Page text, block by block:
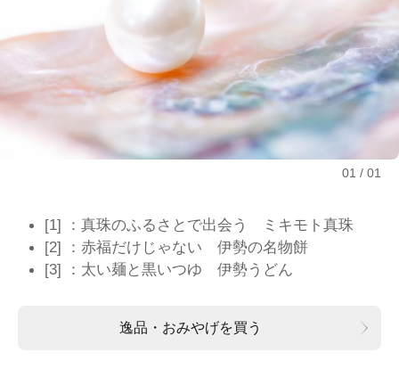
01 01
[1] ：真珠のふるさとで出会う ミキモト真珠
[2] ：赤福だけじゃない 伊勢の名物餅
[3] ：太い麺と黒いつゆ 伊勢うどん
逸品・おみやげを買う